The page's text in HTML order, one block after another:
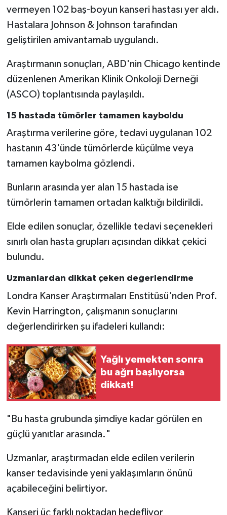
vermeyen 102 baş-boyun kanseri hastası yer aldı.
Hastalara Johnson & Johnson tarafından
geliştirilen amivantamab uygulandı.
Araştırmanın sonuçları, ABD'nin Chicago kentinde
düzenlenen Amerikan Klinik Onkoloji Derneği
(ASCO) toplantısında paylaşıldı.
15 hastada tümörler tamamen kayboldu
Araştırma verilerine göre, tedavi uygulanan 102
hastanın 43'ünde tümörlerde küçülme veya
tamamen kaybolma gözlendi.
Bunların arasında yer alan 15 hastada ise
tümörlerin tamamen ortadan kalktığı bildirildi.
Elde edilen sonuçlar, özellikle tedavi seçenekleri
sınırlı olan hasta grupları açısından dikkat çekici
bulundu.
Uzmanlardan dikkat çeken değerlendirme
Londra Kanser Araştırmaları Enstitüsü'nden Prof.
Kevin Harrington, çalışmanın sonuçlarını
değerlendirirken şu ifadeleri kullandı:
Yağlı yemekten sonra
bu ağrı başlıyorsa
dikkat!
"Bu hasta grubunda şimdiye kadar görülen en
güçlü yanıtlar arasında."
Uzmanlar, araştırmadan elde edilen verilerin
kanser tedavisinde yeni yaklaşımların önünü
açabileceğini belirtiyor.
Kanseri üç farklı noktadan hedefliyor